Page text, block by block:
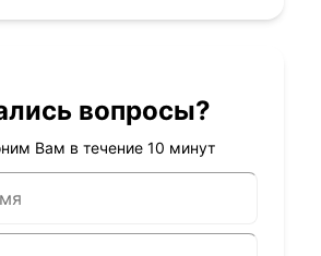
вопросы?
Вам в течение 10 минут